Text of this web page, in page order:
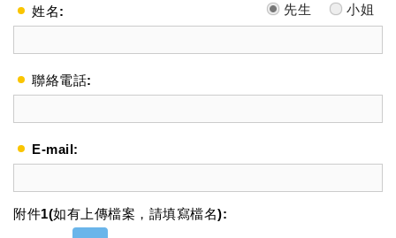
姓名: 先生 小姐
聯絡電話:
E-mail:
附件1(如有上傳檔案，請填寫檔名):